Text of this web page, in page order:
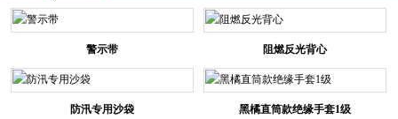
警示带 阻燃反光背心
防汛专用沙袋 黑橘直筒款绝缘手套1级